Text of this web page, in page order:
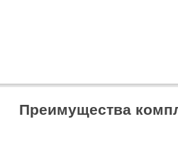
Преимущества